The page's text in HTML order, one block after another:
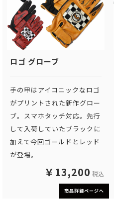
ロゴ グローブ
手の甲はアイコニックなロゴ
がプリントされた新作グロー
ブ。スマホタッチ対応。先行
して入荷していたブラックに
加えて今回ゴールドとレッド
が登場。
￥13,200 税込
商品詳細ページへ